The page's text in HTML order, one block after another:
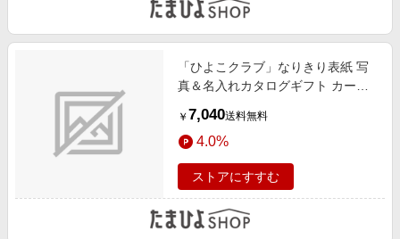
「ひよこクラブ」なりきり表紙 写
真＆名入れカタログギフト カード
￥ 7,040送料無料
4.0%
ストアにすすむ